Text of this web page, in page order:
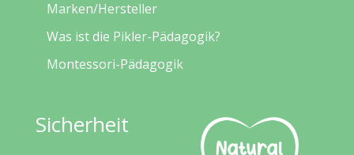
Marken/Hersteller
Was ist die Pikler-Pädagogik?
Montessori-Pädagogik
Sicherheit